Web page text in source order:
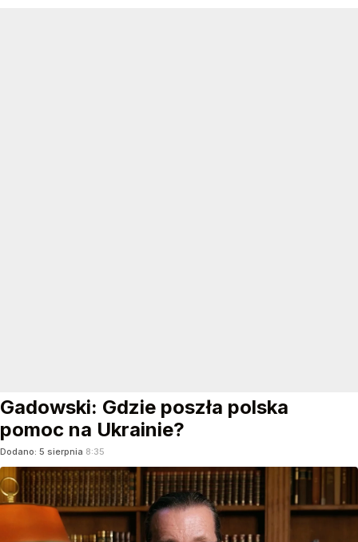
Gadowski: Gdzie poszła polska
pomoc na Ukrainie?
Dodano: 5 sierpnia 8:35